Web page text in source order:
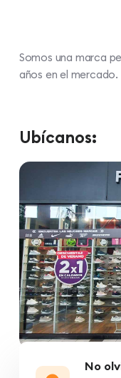
Somos una marca
años en el mercado.
Ubícanos:
No